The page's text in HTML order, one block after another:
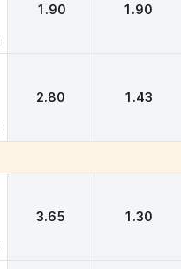
1.90 1.90
2.80 1.43
3.65 1.30